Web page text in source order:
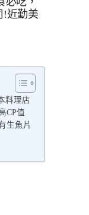
!近勤美
料理店
CP值
生魚片